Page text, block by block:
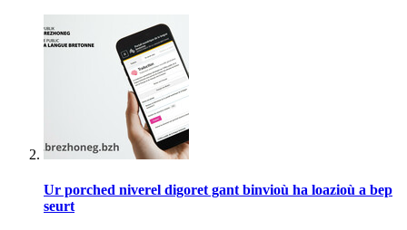
Ur porched niverel digoret gant binvioù ha loazioù a bep
seurt